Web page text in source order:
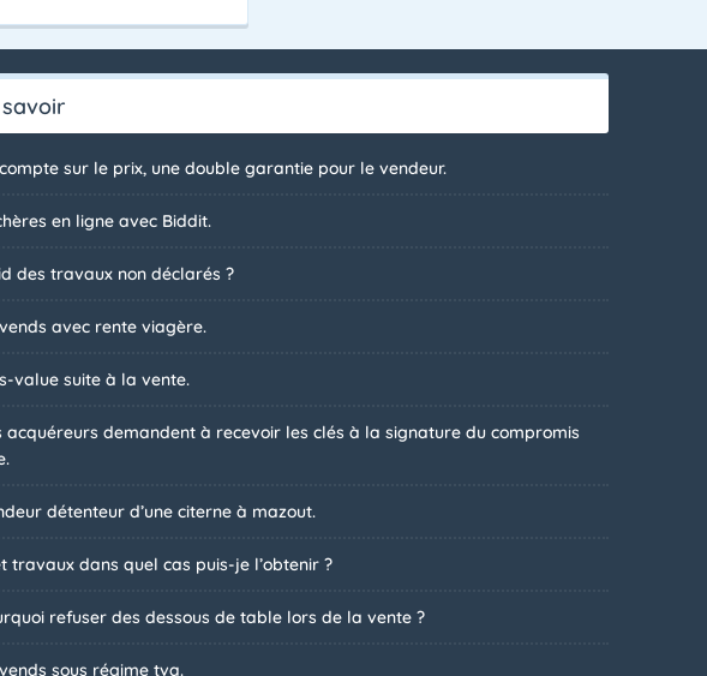
sur le prix, une double garantie pour le vendeur.
en ligne avec Biddit.
des travaux non déclarés ?
avec rente viagère.
value suite à la vente.
acquéreurs demandent à recevoir les clés à la signature du compromis
détenteur d’une citerne à mazout.
travaux dans quel cas puis-je l’obtenir ?
refuser des dessous de table lors de la vente ?
sous régime tva.